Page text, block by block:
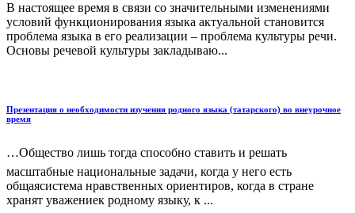
В настоящее время в связи со значительными изменениями
условий функционирования языка актуальной становится
проблема языка в его реализации – проблема культуры речи.
Основы речевой культуры закладываю...
Презентация о необходимости изучения родного языка (татарского) во внеурочное
время
…Общество лишь тогда способно ставить и решать
масштабные национальные задачи, когда у него есть
общаясистема нравственных ориентиров, когда в стране
хранят уважениек родному языку, к ...